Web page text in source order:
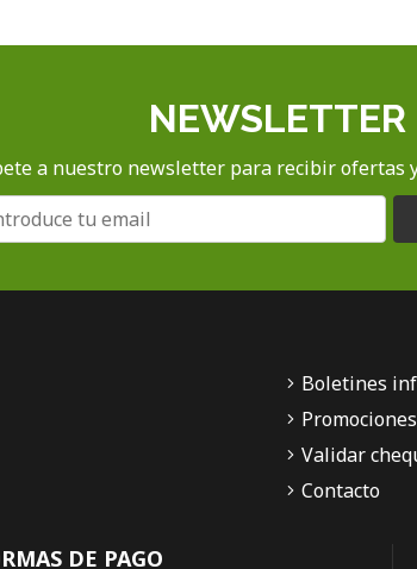
NEWSLETTER
a nuestro newsletter para recibir ofertas
DE PAGO
Boletines
Validar
Contacto